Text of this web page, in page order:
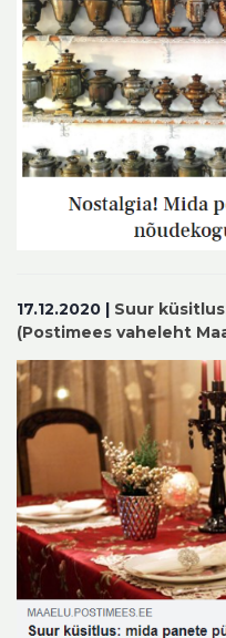
17.12.2020 | Suur
(Postimees vaheleht